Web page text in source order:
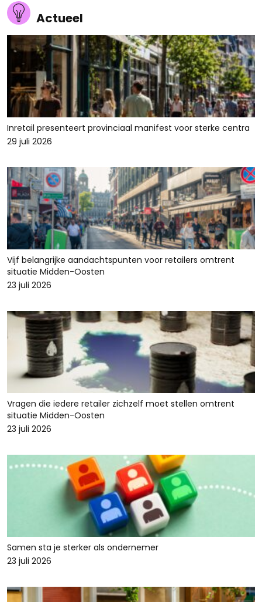
Actueel
Inretail presenteert provinciaal manifest voor sterke centra
29 juli 2026
Vijf belangrijke aandachtspunten voor retailers omtrent
situatie Midden-Oosten
23 juli 2026
Vragen die iedere retailer zichzelf moet stellen omtrent
situatie Midden-Oosten
23 juli 2026
Samen sta je sterker als ondernemer
23 juli 2026